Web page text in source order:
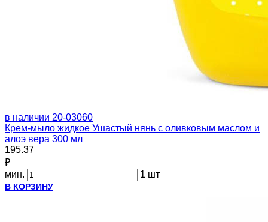
в наличии 20-03060
Крем-мыло жидкое Ушастый нянь с оливковым маслом и
алоэ вера 300 мл
195.37
₽
мин.
1 шт
В КОРЗИНУ